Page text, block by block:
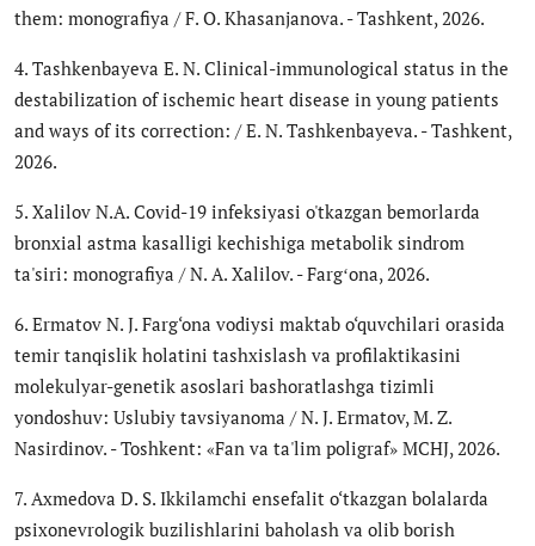
them: monografiya / F. O. Khasanjanova. - Tashkent, 2026.
4. Tashkenbayeva E. N. Clinical-immunological status in the
destabilization of ischemic heart disease in young patients
and ways of its correction: / E. N. Tashkenbayeva. - Tashkent,
2026.
5. Xalilov N.A. Covid-19 infeksiyasi o'tkazgan bemorlarda
bronxial astma kasalligi kechishiga metabolik sindrom
ta'siri: monografiya / N. A. Xalilov. - Fargʻona, 2026.
6. Ermatov N. J. Farg‘ona vodiysi maktab o‘quvchilari orasida
temir tanqislik holatini tashxislash va profilaktikasini
molekulyar-genetik asoslari bashoratlashga tizimli
yondoshuv: Uslubiy tavsiyanoma / N. J. Ermatov, M. Z.
Nasirdinov. - Toshkent: «Fan va ta'lim poligraf» MCHJ, 2026.
7. Axmedova D. S. Ikkilamchi ensefalit o‘tkazgan bolalarda
psixonevrologik buzilishlarini baholash va olib borish